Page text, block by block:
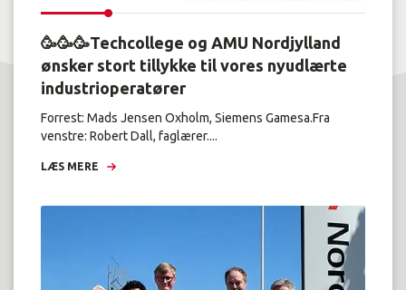
🥳🥳🥳Techcollege og AMU Nordjylland
ønsker stort tillykke til vores nyudlærte
industrioperatører
Forrest: Mads Jensen Oxholm, Siemens Gamesa.Fra
venstre: Robert Dall, faglærer....
LÆS MERE